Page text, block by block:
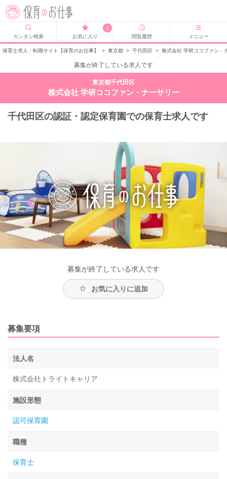
カンタン検索
0
お気に入り
閲覧履歴 メニュー
保育士求人・転職サイト【保育のお仕事】 > 東京都 > 千代田区 > 株式会社 学研ココファン・
募集が終了している求人です
東京都千代田区
株式会社 学研ココファン・ナーサリー
千代田区の認証・認定保育園での保育士求人です
募集が終了している求人です
お気に入りに追加
募集要項
法人名
株式会社トライトキャリア
施設形態
認可保育園
職種
保育士